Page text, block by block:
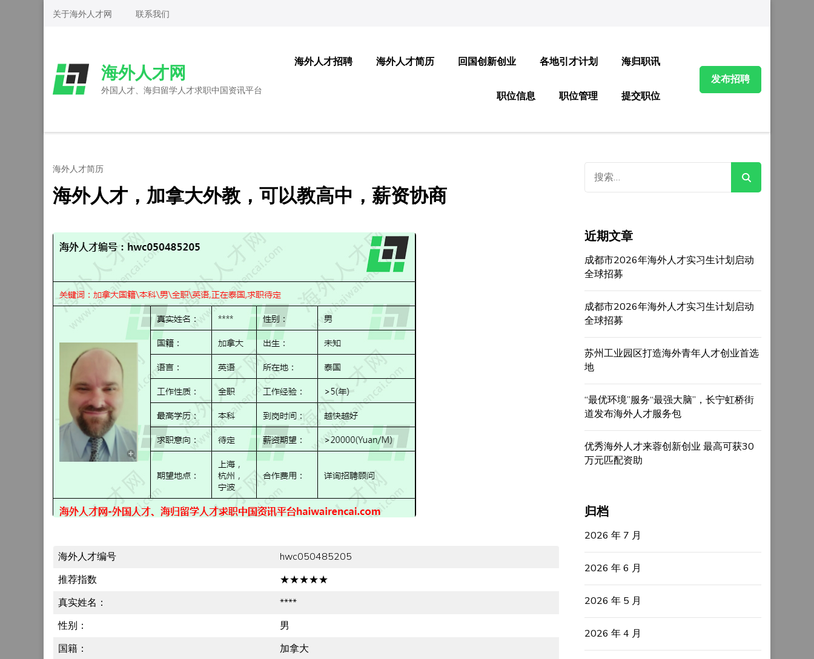
Skip
Enter)
关于海外人才网 联系我们
海外人才网
外国人才、海归留学人才求职中国资讯平台
海外人才招聘 海外人才简历 回国创新创业 各地引才计划 海归职讯
职位信息 职位管理 提交职位
发布招聘
海外人才简历
海外人才，加拿大外教，可以教高中，薪资协商
海外人才编号
hwc050485205
推荐指数
★★★★★
真实姓名：
****
性别：
男
国籍：
加拿大
索：
近期文章
成都市2026年海外人才实习生计划启动
全球招募
成都市2026年海外人才实习生计划启动
全球招募
苏州工业园区打造海外青年人才创业首选
地
“最优环境”服务“最强大脑”，长宁虹桥街
道发布海外人才服务包
优秀海外人才来蓉创新创业 最高可获30
万元匹配资助
归档
2026 年 7 月
2026 年 6 月
2026 年 5 月
2026 年 4 月